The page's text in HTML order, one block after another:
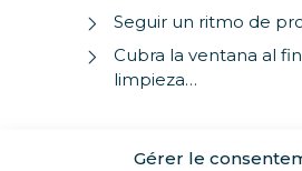
Gérer le
Seguir un ritmo de
Cubra la ventana al
limpieza…